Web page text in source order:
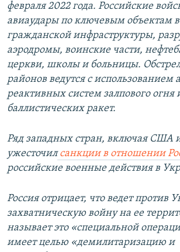
февраля 2022 года. Российские
авиаудары по ключевым объектам
гражданской инфраструктуры,
аэродромы, воинские части,
церкви, школы и больницы.
районов ведутся с использованием
реактивных систем залпового огня
баллистических ракет.
Ряд западных стран, включая США
ужесточилсанкции в отношении
российские военные действия в
Россия отрицает, что ведет против
захватническую войну на ее
называет это «специальной
имеет целью «демилитаризацию и